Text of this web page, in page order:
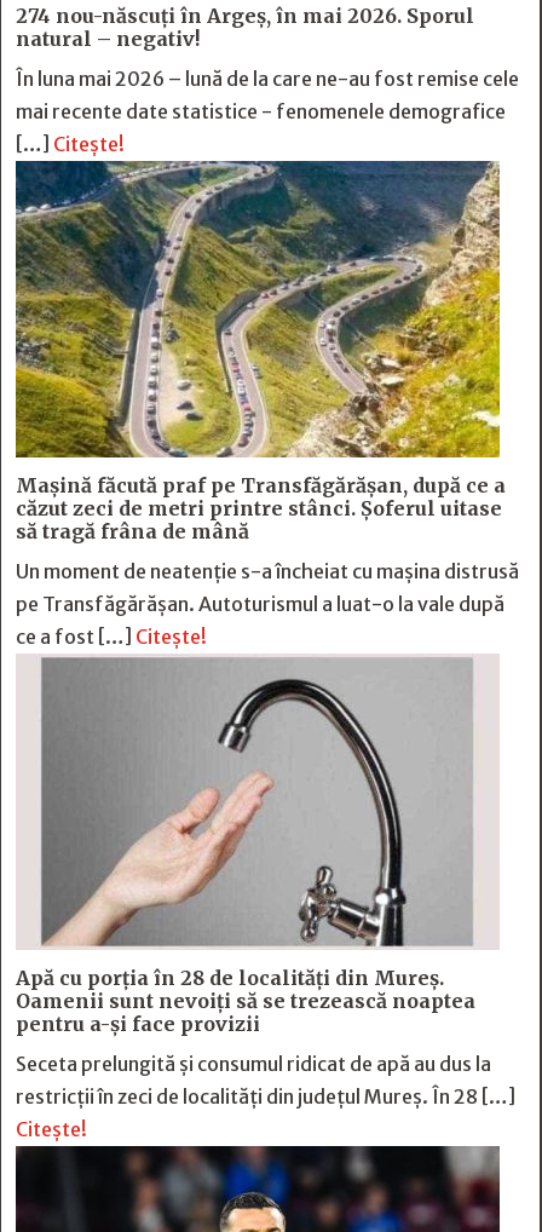
274 nou-născuți în Argeș, în mai 2026. Sporul
natural – negativ!
În luna mai 2026 – lună de la care ne-au fost remise cele
mai recente date statistice - fenomenele demografice
[…] Citește!
Mașină făcută praf pe Transfăgărășan, după ce a
căzut zeci de metri printre stânci. Șoferul uitase
să tragă frâna de mână
Un moment de neatenție s-a încheiat cu mașina distrusă
pe Transfăgărășan. Autoturismul a luat-o la vale după
ce a fost […] Citește!
Apă cu porția în 28 de localități din Mureș.
Oamenii sunt nevoiți să se trezească noaptea
pentru a-și face provizii
Seceta prelungită și consumul ridicat de apă au dus la
restricții în zeci de localități din județul Mureș. În 28 […]
Citește!